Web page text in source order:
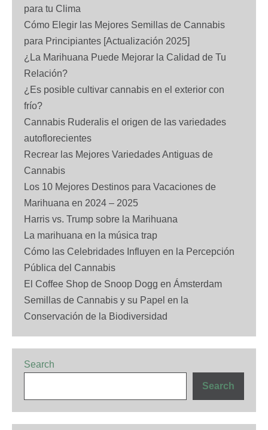
para tu Clima
Cómo Elegir las Mejores Semillas de Cannabis
para Principiantes [Actualización 2025]
¿La Marihuana Puede Mejorar la Calidad de Tu
Relación?
¿Es posible cultivar cannabis en el exterior con
frío?
Cannabis Ruderalis el origen de las variedades
autoflorecientes
Recrear las Mejores Variedades Antiguas de
Cannabis
Los 10 Mejores Destinos para Vacaciones de
Marihuana en 2024 – 2025
Harris vs. Trump sobre la Marihuana
La marihuana en la música trap
Cómo las Celebridades Influyen en la Percepción
Pública del Cannabis
El Coffee Shop de Snoop Dogg en Ámsterdam
Semillas de Cannabis y su Papel en la
Conservación de la Biodiversidad
Search
Search